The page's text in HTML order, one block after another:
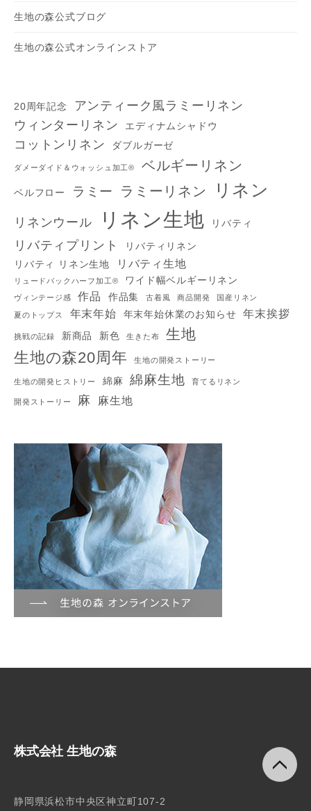
生地の森公式ブログ
生地の森公式オンラインストア
20周年記念
アンティーク風ラミーリネン
ウィンターリネン
エディナムシャドウ
コットンリネン ダブルガーゼ
ダメーダイド＆ウォッシュ加工® ベルギーリネン
ベルフロー ラミー ラミーリネン リネン
リネンウール リネン生地 リバティ
リバティプリント
リバティリネン
リバティ リネン生地
リバティ生地
リュードバックハーフ加工® ワイド幅ベルギーリネン
ヴィンテージ感 作品 作品集 古着風 商品開発 国産リネン
夏のトップス 年末年始 年末年始休業のお知らせ 年末挨拶
挑戦の記録 新商品 新色 生きた布 生地
生地の森20周年 生地の開発ストーリー
生地の開発ヒストリー 綿麻 綿麻生地 育てるリネン
開発ストーリー 麻 麻生地
株式会社 生地の森
静岡県浜松市中央区神立町107-2